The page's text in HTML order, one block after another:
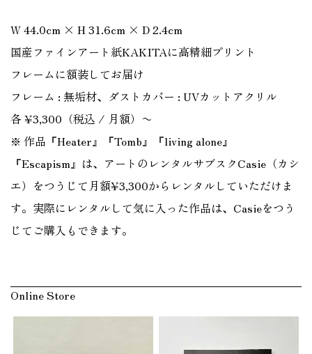
W 44.0cm × H 31.6cm × D 2.4cm
国産ファインアート紙KAKITAに高精細プリント
フレームに額装してお届け
フレーム : 無垢材、ダストカバー : UVカットアクリル
各 ¥3,300（税込 / 月額）〜
※ 作品『Heater』『Tomb』『living alone』
『Escapism』は、アートのレンタルサブスクCasie（カシ
エ）をつうじて月額¥3,300からレンタルしていただけま
す。実際にレンタルして気に入った作品は、Casieをつう
じてご購入もできます。
Online Store